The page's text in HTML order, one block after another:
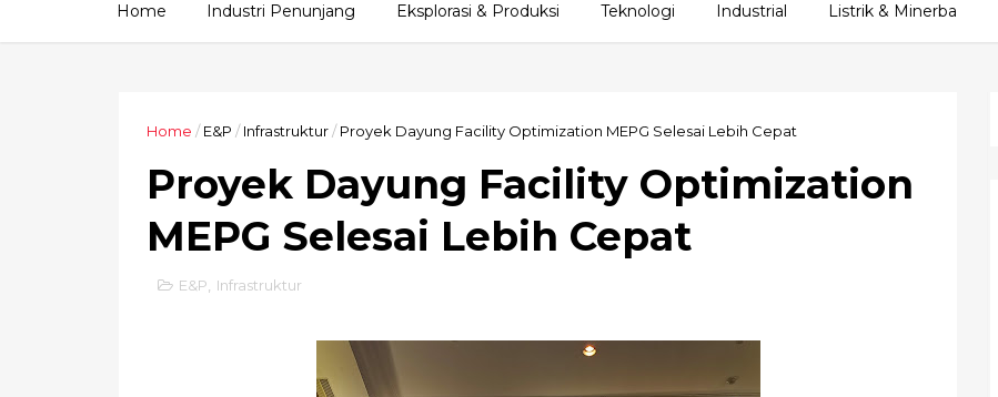
Home Industri Penunjang Eksplorasi & Produksi Teknologi Industrial Listrik & Minerba
Home / E&P / Infrastruktur/ Proyek Dayung Facility Optimization MEPG Selesai Lebih Cepat
Proyek Dayung Facility Optimization
MEPG Selesai Lebih Cepat
E&P Infrastruktur